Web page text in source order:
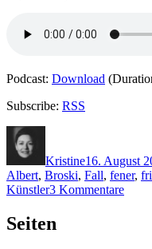
Podcast: Download
Subscribe: RSS
Kristine16. August
Albert, Broski, Fall, fener,
Künstler3 Kommentarezu
Seiten